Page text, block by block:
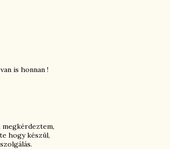
is honnan !
megkérdeztem,
hogy készül,